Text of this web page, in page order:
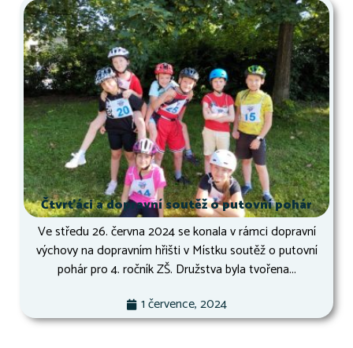
Čtvrťáci a dopravní soutěž o putovní pohár
Ve středu 26. června 2024 se konala v rámci dopravní
výchovy na dopravním hřišti v Místku soutěž o putovní
pohár pro 4. ročník ZŠ. Družstva byla tvořena...
1 července, 2024